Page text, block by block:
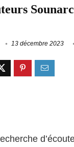
13 décembre 2023